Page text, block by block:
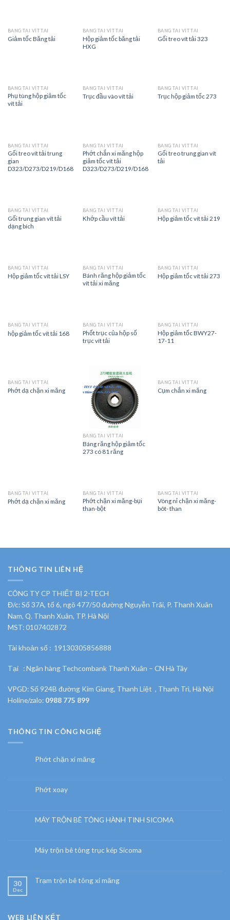
BĂNG TẢI VÍT TẢI
Giảm tốc Băng tải
BĂNG TẢI VÍT TẢI
Hộp giảm tốc băng tải
HXG
BĂNG TẢI VÍT TẢI
Gối treo vít tải 323
BĂNG TẢI VÍT TẢI
Phụ tùng hộp giảm tốc
vít tải
BĂNG TẢI VÍT TẢI
Trục đầu vào vít tải
BĂNG TẢI VÍT TẢI
Trục hộp giảm tốc 273
BĂNG TẢI VÍT TẢI
Gối treo vít tải trung
gian
D323/D273/D219/D168
BĂNG TẢI VÍT TẢI
Phớt chắn xi măng hộp
giảm tốc vít tải
D323/D273/D219/D168
BĂNG TẢI VÍT TẢI
Gối treo trung gian vít
tải
BĂNG TẢI VÍT TẢI
Gối trung gian vít tải
dạng bích
BĂNG TẢI VÍT TẢI
Khớp cầu vít tải
BĂNG TẢI VÍT TẢI
Hộp giảm tốc vít tải 219
BĂNG TẢI VÍT TẢI
Hộp giảm tốc vít tải LSY
BĂNG TẢI VÍT TẢI
Bánh răng hộp giảm tốc
vít tải xi măng
BĂNG TẢI VÍT TẢI
Hộp giảm tốc vít tải 273
BĂNG TẢI VÍT TẢI
hộp giảm tốc vít tải 168
BĂNG TẢI VÍT TẢI
Phốt trục của hộp số
trục vít tải
BĂNG TẢI VÍT TẢI
Hộp giảm tốc BWY27-
17-11
BĂNG TẢI VÍT TẢI
Phớt dạ chặn xi măng
BĂNG TẢI VÍT TẢI
Báng răng hộp giảm tốc
273 có 81 răng
BĂNG TẢI VÍT TẢI
Cụm chắn xi măng
BĂNG TẢI VÍT TẢI
Phớt dạ chặn xi măng
BĂNG TẢI VÍT TẢI
Phớt chặn xi măng-bụi
than-bột
BĂNG TẢI VÍT TẢI
Vòng nỉ chặn xi măng-
bôt- than
THÔNG TIN LIÊN HỆ
CÔNG TY CP THIẾT BỊ 2-TECH
Đ/c: Số 37A, tổ 6, ngõ 477/50 đường Nguyễn Trãi, P. Thanh Xuân
Nam, Q. Thanh Xuân, TP. Hà Nội
MST: 0107402872
Tài khoản số : 19130305856888
Tại : Ngân hàng Techcombank Thanh Xuân – CN Hà Tây
VPGD: Số 924B đường Kim Giang, Thanh Liệt , Thanh Trì, Hà Nội
Holine/zalo: 0988 775 899
THÔNG TIN CÔNG NGHỆ
Phớt chặn xi măng
Phớt xoay
MÁY TRỘN BÊ TÔNG HÀNH TINH SICOMA
Máy trộn bê tông trục kép Sicoma
30
Dec
Trạm trộn bê tông xi măng
WEB LIÊN KẾT